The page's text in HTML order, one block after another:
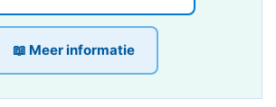
📖 Meer informatie